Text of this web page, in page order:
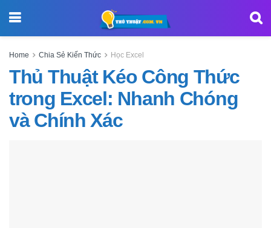
Home Chia Sẻ Kiến Thức Học Excel
Thủ Thuật Kéo Công Thức
trong Excel: Nhanh Chóng
và Chính Xác